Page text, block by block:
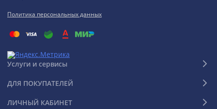
Политика персональных данных
Услуги и сервисы
ДЛЯ ПОКУПАТЕЛЕЙ
ЛИЧНЫЙ КАБИНЕТ